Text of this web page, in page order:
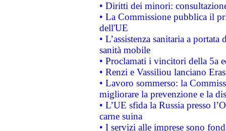
• Diritti dei minori:
• La Commissione pubblica il
dell'UE
• L’assistenza sanitaria a
sanità mobile
• Proclamati i vincitori della 5a
• Renzi e Vassiliou lanciano
• Lavoro sommerso: la
migliorare la prevenzione e la
• L’UE sfida la Russia presso
carne suina
• I servizi alle imprese sono